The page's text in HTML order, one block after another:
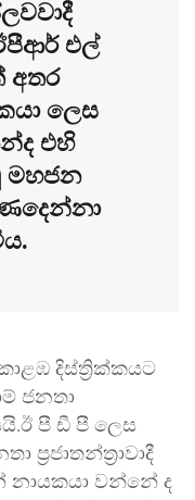
එල්
අතර
ලෙස
එහි
මහජන
දිස්ත්‍රික්කයට
ජනතා
පී ඩී පී ලෙස
නායකයා වන්නේ ද